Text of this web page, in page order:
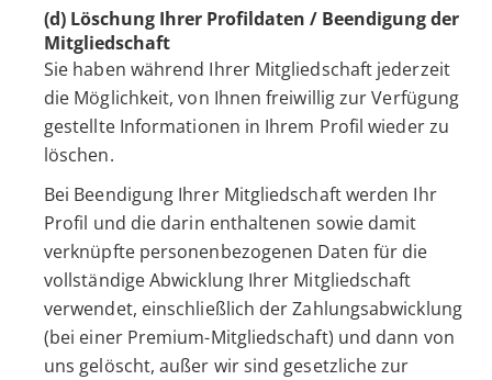
(d) Löschung Ihrer Profildaten / Beendigung der
Mitgliedschaft
Sie haben während Ihrer Mitgliedschaft jederzeit
die Möglichkeit, von Ihnen freiwillig zur Verfügung
gestellte Informationen in Ihrem Profil wieder zu
löschen.
Bei Beendigung Ihrer Mitgliedschaft werden Ihr
Profil und die darin enthaltenen sowie damit
verknüpfte personenbezogenen Daten für die
vollständige Abwicklung Ihrer Mitgliedschaft
verwendet, einschließlich der Zahlungsabwicklung
(bei einer Premium-Mitgliedschaft) und dann von
uns gelöscht, außer wir sind gesetzliche zur